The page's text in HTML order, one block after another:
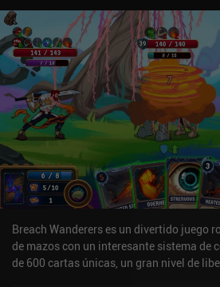
todo esto hará que nuestras estadísticas
nivel y nos enseñará habilidades útiles.
rasgo más fuerte es la capacidad de
comida, armas y armaduras a partir de
por el camino; con el tiempo,
trabajo para tener acceso a aún más
pesar de los encuentros aleatorios, la
sigue siendo la misma, lo que significa
procesar los mismos acontecimientos
orden definido. Esto puede perjudicar un
pero, afortunadamente, podemos
una de las múltiples clases
diferentes bonificaciones y pueden
estilo de juego general.Home Behind es
$. A pesar de su repetitividad y de su
puede llevarnos a una muerte súbita
Breach Wanderers es un divertido juego
de mazos con un interesante sistema de
de 600 cartas únicas, un gran nivel de